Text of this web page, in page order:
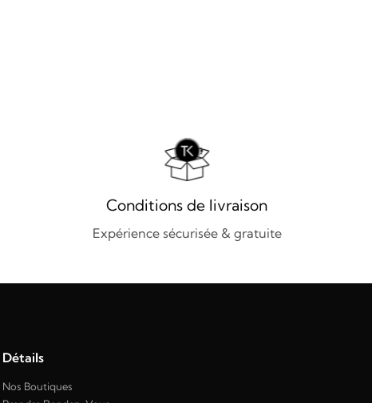
Conditions de livraison
Expérience sécurisée & gratuite
Détails
Nos Boutiques